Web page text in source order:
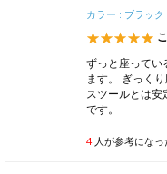
カラー : ブラック
ずっと座ってい
ます。 ぎっく
スツールとは
です。
4人が参考になっ